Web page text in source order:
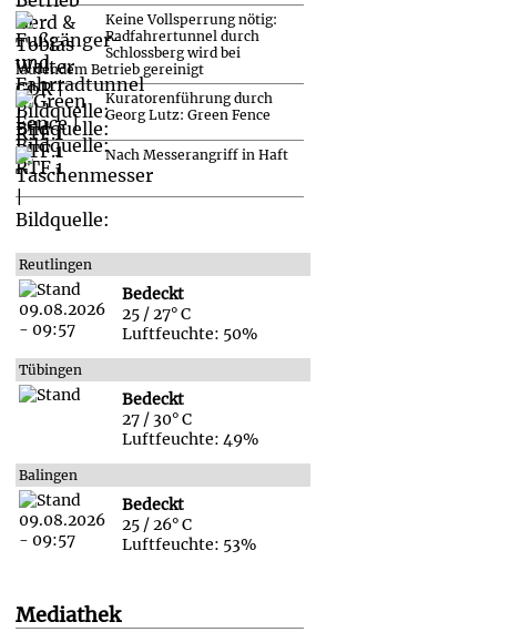
Keine Vollsperrung nötig:
Radfahrertunnel durch
Schlossberg wird bei
laufendem Betrieb gereinigt
Kuratorenführung durch
Georg Lutz: Green Fence
Nach Messerangriff in Haft
Reutlingen
Bedeckt
25 / 27° C
Luftfeuchte: 50%
Tübingen
Bedeckt
27 / 30° C
Luftfeuchte: 49%
Balingen
Bedeckt
25 / 26° C
Luftfeuchte: 53%
Mediathek